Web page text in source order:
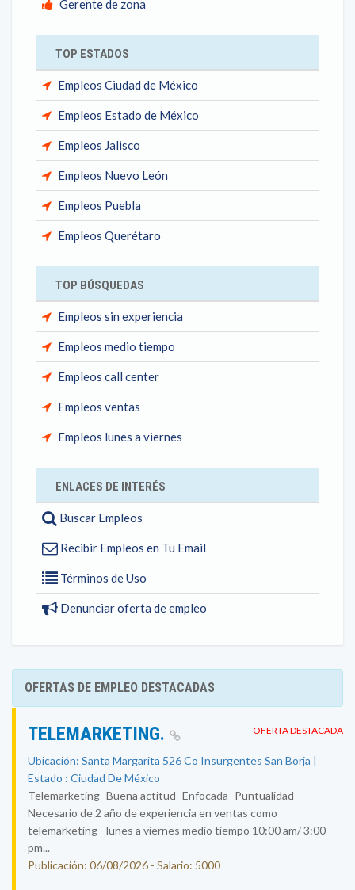
Gerente de zona
TOP ESTADOS
Empleos Ciudad de México
Empleos Estado de México
Empleos Jalisco
Empleos Nuevo León
Empleos Puebla
Empleos Querétaro
TOP BÚSQUEDAS
Empleos sin experiencia
Empleos medio tiempo
Empleos call center
Empleos ventas
Empleos lunes a viernes
ENLACES DE INTERÉS
Buscar Empleos
Recibir Empleos en Tu Email
Términos de Uso
Denunciar oferta de empleo
OFERTAS DE EMPLEO DESTACADAS
OFERTA DESTACADA
TELEMARKETING.
Ubicación: Santa Margarita 526 Co Insurgentes San Borja |
Estado : Ciudad De México
Telemarketing -Buena actitud -Enfocada -Puntualidad -
Necesario de 2 año de experiencia en ventas como
telemarketing - lunes a viernes medio tiempo 10:00 am/ 3:00
pm...
Publicación: 06/08/2026 - Salario: 5000